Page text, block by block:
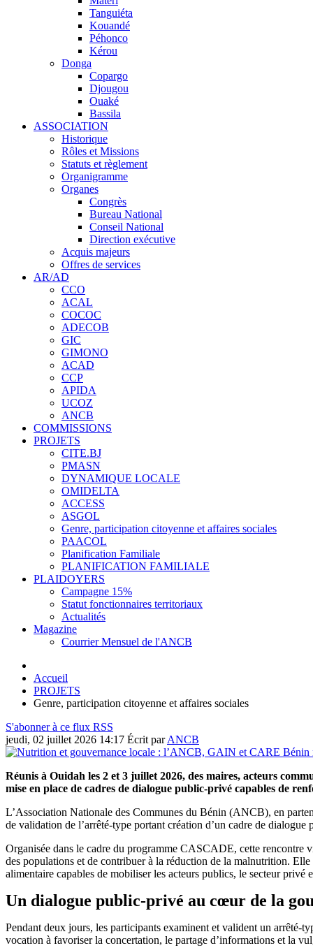
Tanguiéta
Kouandé
Péhonco
Kérou
Donga
Copargo
Djougou
Ouaké
Bassila
ASSOCIATION
Historique
Rôles et Missions
Statuts et règlement
Organigramme
Organes
Congrès
Bureau National
Conseil National
Direction exécutive
Acquis majeurs
Offres de services
AR/AD
CCO
ACAL
COCOC
ADECOB
GIC
GIMONO
ACAD
CCP
APIDA
UCOZ
ANCB
COMMISSIONS
PROJETS
CITE.BJ
PMASN
DYNAMIQUE LOCALE
OMIDELTA
ACCESS
ASGOL
Genre, participation citoyenne et affaires sociales
PAACOL
Planification Familiale
PLANIFICATION FAMILIALE
PLAIDOYERS
Campagne 15%
Statut fonctionnaires territoriaux
Actualités
Magazine
Courrier Mensuel de l'ANCB
Accueil
PROJETS
Genre, participation citoyenne et affaires sociales
S'abonner à ce flux RSS
jeudi, 02 juillet 2026 14:17 Écrit parANCB
Réunis à Ouidah les 2 et 3 juillet 2026, des maires, acteurs
mise en place de cadres de dialogue public-privé capables de
L’Association Nationale des Communes du Bénin (ANCB), en
de validation de l’arrêté-type portant création d’un cadre de
Organisée dans le cadre du programme CASCADE, cette rencontre
des populations et de contribuer à la réduction de la malnutrition.
alimentaire capables de mobiliser les acteurs publics, le secteur privé
Un dialogue public-privé au cœur de la
Pendant deux jours, les participants examinent et valident un arrêté-
vocation à favoriser la concertation, le partage d’informations et la